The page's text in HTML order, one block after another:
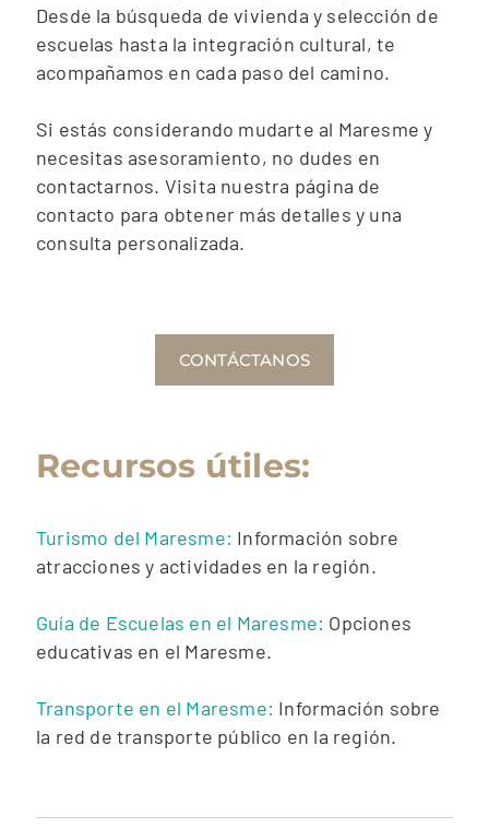
Desde la búsqueda de vivienda y selección de
escuelas hasta la integración cultural, te
acompañamos en cada paso del camino.
Si estás considerando mudarte al Maresme y
necesitas asesoramiento, no dudes en
contactarnos. Visita nuestra página de
contacto para obtener más detalles y una
consulta personalizada.
CONTÁCTANOS
Recursos útiles:
Turismo del Maresme: Información sobre
atracciones y actividades en la región.
Guía de Escuelas en el Maresme: Opciones
educativas en el Maresme.
Transporte en el Maresme: Información sobre
la red de transporte público en la región.